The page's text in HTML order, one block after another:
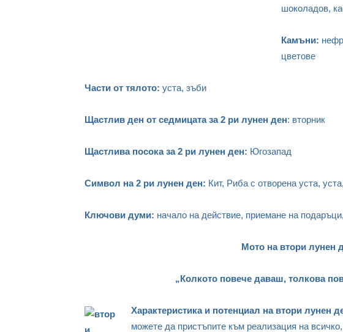
шоколадов,
Камъни:
цветове
Части от тялото: уста, зъби
Щастлив ден от седмицата за 2 ри лунен ден: вторник
Щастлива посока за 2 ри лунен ден: Югозапад
Символ на 2 ри лунен ден: Кит, Риба с отворена уста,
Ключови думи: начало на действие, приемане на
Мото на втори лунен
„Колкото повече даваш, толкова
Характеристика и потенциал на втори лунен
можете да пристъпите към реализация на